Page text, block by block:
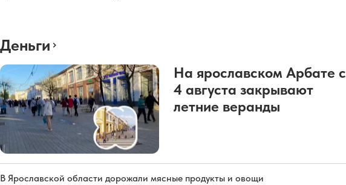
Деньги
На ярославском Арбате с
4 августа закрывают
летние веранды
В Ярославской области дорожали мясные продукты и овощи